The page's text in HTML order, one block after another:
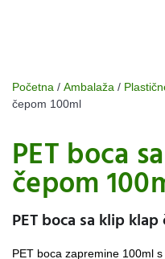
Početna / Ambalaža /
čepom 100ml
PET boca
čepom
PET boca sa klip
PET boca zapremine 100ml